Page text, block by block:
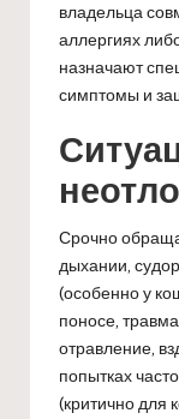
владельца
аллергиях
назначают
симптомы и
Срочно
дыхании,
(особенно у
поносе,
отравление,
попытках
(критично для